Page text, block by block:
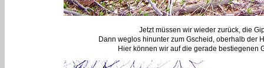
Jetzt müssen wir wieder zurück, die
Dann weglos hinunter zum Gscheid, oberhalb der
Hier können wir auf die gerade bestiegenen